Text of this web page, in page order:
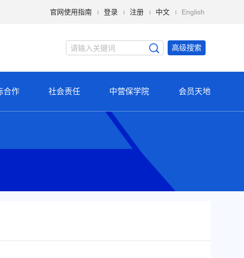
官网使用指南 登录 注册 中文 English
高级搜索
合作 社会责任 中营保学院 会员天地